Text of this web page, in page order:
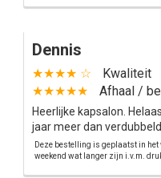
Dennis
★★★★ ☆
Kwaliteit
★★★★★
Afhaal /
Heerlijke kapsalon.
jaar meer dan verdubbeld.
Deze bestelling is geplaatst in
weekend wat langer zijn i.v.m.